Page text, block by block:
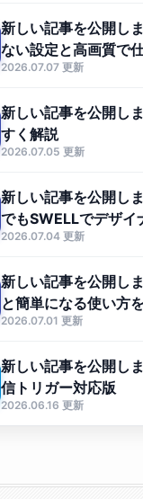
新しい記事を公開し
ない設定と高画質で
2026.07.07 更新
新しい記事を公開し
すく解説
2026.07.05 更新
新しい記事を公開し
でもSWELLでデザイ
2026.07.04 更新
新しい記事を公開し
と簡単になる使い方
2026.07.01 更新
新しい記事を公開し
信トリガー対応版
2026.06.16 更新